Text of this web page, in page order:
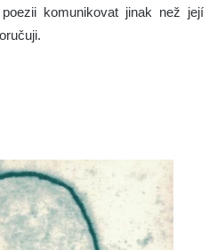
komunikovat jinak než její